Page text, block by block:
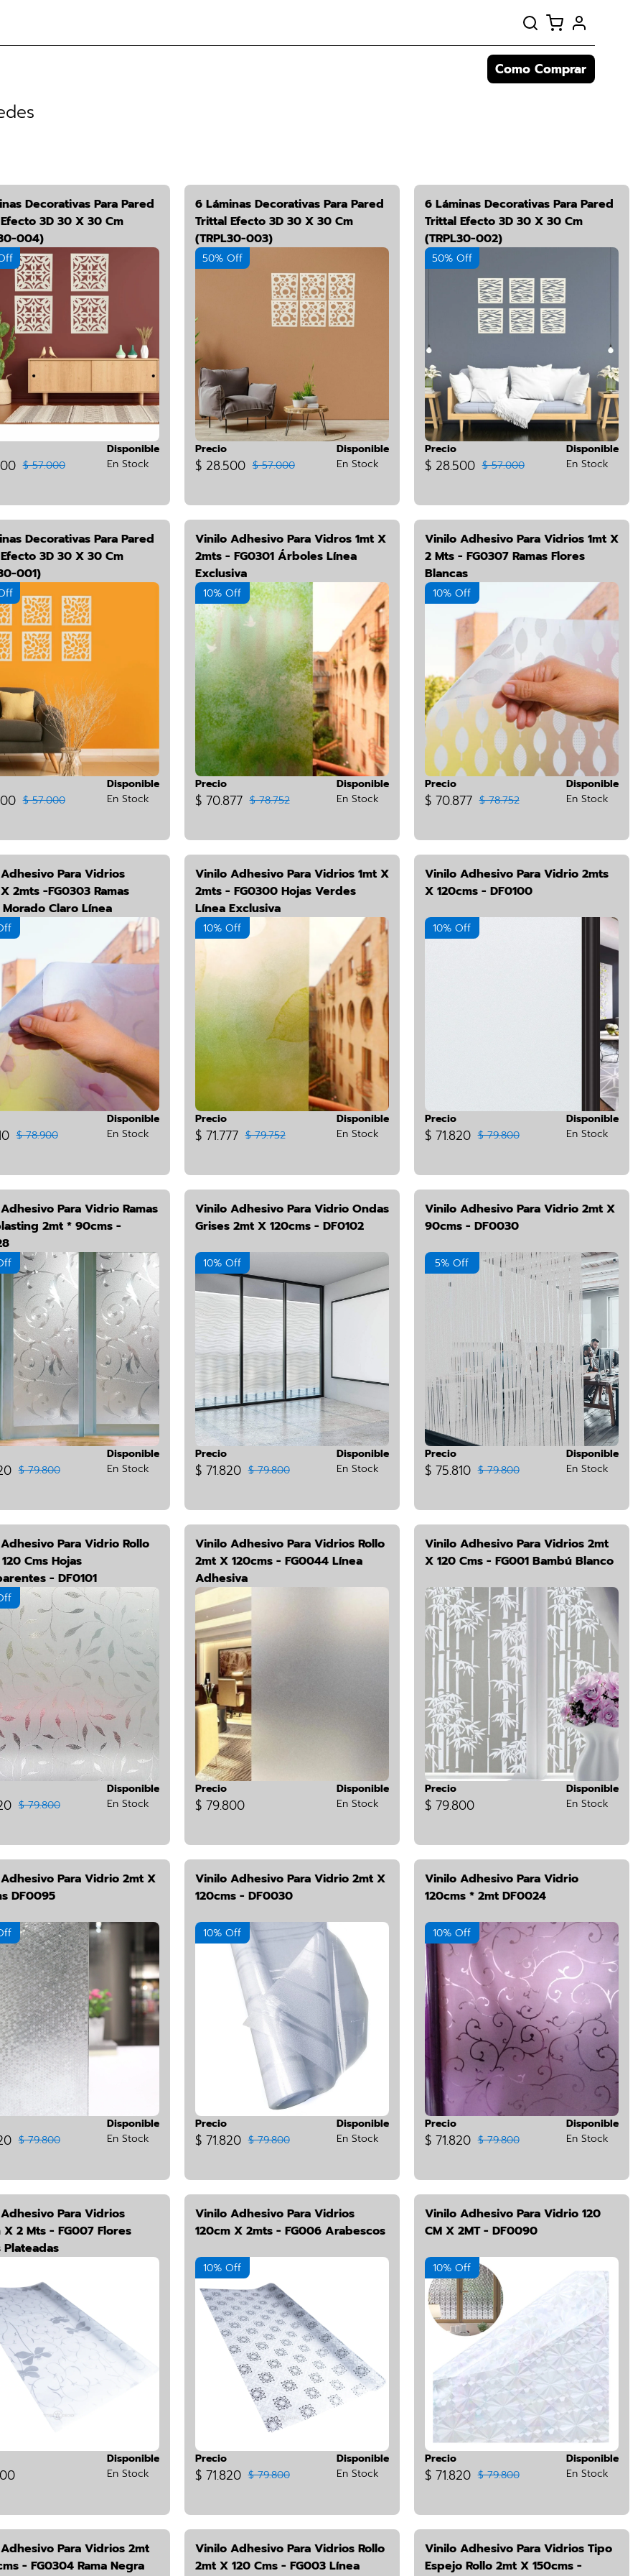
Como Comprar
Decorativas Para Pared
3D 30 X 30 Cm
004)
$ 57.000
Disponible
En Stock
6 Láminas Decorativas Para Pared
Trittal Efecto 3D 30 X 30 Cm
(TRPL30-003)
50% Off
Precio
$ 28.500 $ 57.000
Disponible
En Stock
6 Láminas Decorativas Para Pared
Trittal Efecto 3D 30 X 30 Cm
(TRPL30-002)
50% Off
Precio
$ 28.500 $ 57.000
Disponible
En Stock
Decorativas Para Pared
3D 30 X 30 Cm
001)
$ 57.000
Disponible
En Stock
Vinilo Adhesivo Para Vidros 1mt X
2mts - FG0301 Árboles Línea
Exclusiva
10% Off
Precio
$ 70.877 $ 78.752
Disponible
En Stock
Vinilo Adhesivo Para Vidrios 1mt X
2 Mts - FG0307 Ramas Flores
Blancas
10% Off
Precio
$ 70.877 $ 78.752
Disponible
En Stock
Para Vidrios
2mts -FG0303 Ramas
Claro Línea
$ 78.900
Disponible
En Stock
Vinilo Adhesivo Para Vidrios 1mt X
2mts - FG0300 Hojas Verdes
Línea Exclusiva
10% Off
Precio
$ 71.777 $ 79.752
Disponible
En Stock
Vinilo Adhesivo Para Vidrio 2mts
X 120cms - DF0100
10% Off
Precio
$ 71.820 $ 79.800
Disponible
En Stock
Para Vidrio Ramas
2mt * 90cms -
$ 79.800
Disponible
En Stock
Vinilo Adhesivo Para Vidrio Ondas
Grises 2mt X 120cms - DF0102
10% Off
Precio
$ 71.820 $ 79.800
Disponible
En Stock
Vinilo Adhesivo Para Vidrio 2mt X
90cms - DF0030
5% Off
Precio
$ 75.810 $ 79.800
Disponible
En Stock
Para Vidrio Rollo
Cms Hojas
- DF0101
$ 79.800
Disponible
En Stock
Vinilo Adhesivo Para Vidrios Rollo
2mt X 120cms - FG0044 Línea
Adhesiva
Precio
$ 79.800
Disponible
En Stock
Vinilo Adhesivo Para Vidrios 2mt
X 120 Cms - FG001 Bambú Blanco
Precio
$ 79.800
Disponible
En Stock
Para Vidrio 2mt X
DF0095
$ 79.800
Disponible
En Stock
Vinilo Adhesivo Para Vidrio 2mt X
120cms - DF0030
10% Off
Precio
$ 71.820 $ 79.800
Disponible
En Stock
Vinilo Adhesivo Para Vidrio
120cms * 2mt DF0024
10% Off
Precio
$ 71.820 $ 79.800
Disponible
En Stock
Para Vidrios
X 2 Mts - FG007 Flores
Plateadas
Disponible
En Stock
Vinilo Adhesivo Para Vidrios
120cm X 2mts - FG006 Arabescos
10% Off
Precio
$ 71.820 $ 79.800
Disponible
En Stock
Vinilo Adhesivo Para Vidrio 120
CM X 2MT - DF0090
10% Off
Precio
$ 71.820 $ 79.800
Disponible
En Stock
Para Vidrios 2mt
- FG0304 Rama Negra
Vinilo Adhesivo Para Vidrios Rollo
2mt X 120 Cms - FG003 Línea
Vinilo Adhesivo Para Vidrios Tipo
Espejo Rollo 2mt X 150cms -